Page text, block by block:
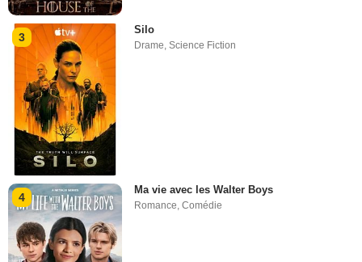
3
Silo
Drame ,Science Fiction
4
Ma vie avec les Walter Boys
Romance,Comédie